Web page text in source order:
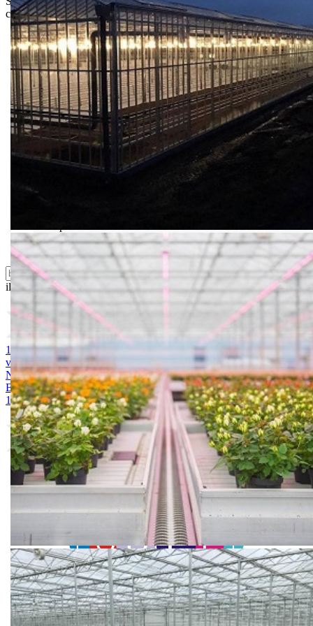
ceni i mogućnostima isporuke.
Bio priča
Biostimulacija
Dezinfekcija
Feromoni i klopke
Folije i agrotekstili
Oprema i instrumenti
Semena povrća
Zaštita ... u 10 litara
ili probajte naprednu: pretragu
1. MAGNEZIJUM SULFAT 25kg
2. AMONIUM SULFAT /
vodotopivi 25kg 3. KALIJUM SULFAT 25kg 4. KALCIJUM
NITRAT 25kg 5. ARDENDO 6. BIG BEEF 7. Acoustic 1l 8.
Bely acid 15-10-25 + 2MgO+ Me 25kg 9. BUCHAREST 2500S
10. CINKOSAN